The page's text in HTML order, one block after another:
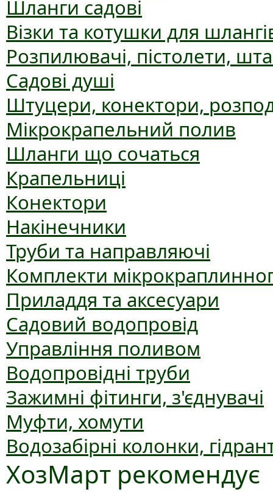
Шланги садові
Візки та котушки для
Розпилювачі, пістолети,
Садові душі
Штуцери, конектори,
Мікрокрапельний полив
Шланги що сочаться
Крапельниці
Конектори
Накінечники
Труби та направляючі
Комплекти
Приладдя та аксесуари
Садовий водопровід
Управління поливом
Водопровідні труби
Зажимні фітинги, з'єднувачі
Муфти, хомути
Водозабірні колонки,
ХозМарт рекомендує